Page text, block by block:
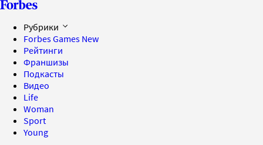
Рубрики
Forbes Games New
Рейтинги
Франшизы
Подкасты
Видео
Life
Woman
Sport
Young